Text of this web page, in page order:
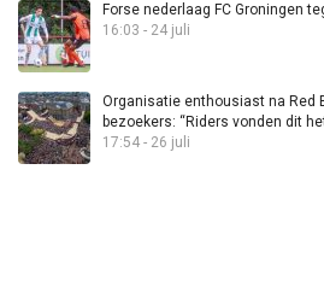
Forse nederlaag FC Groningen
16:03 - 24 juli
Organisatie enthousiast na Red
bezoekers: “Riders vonden dit
17:54 - 26 juli